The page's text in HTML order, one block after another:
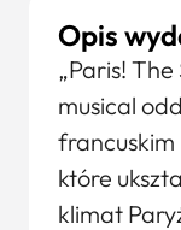
Opis
„Paris!
musical
francuskim
które
klimat